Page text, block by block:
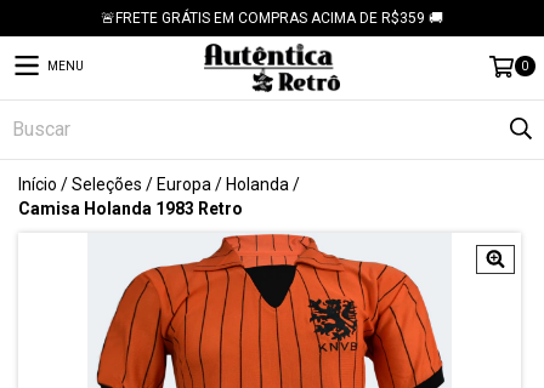
🚨FRETE GRÁTIS EM COMPRAS ACIMA DE R$359 🚚
MENU 0
Início /Seleções / Europa / Holanda /
Camisa Holanda 1983 Retro